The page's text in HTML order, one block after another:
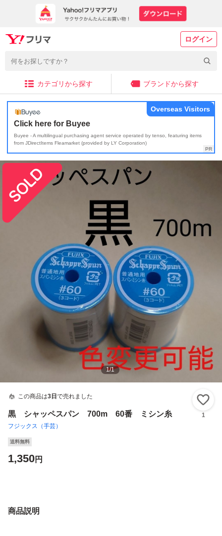
ログイン
カテゴリから探す ブランドから探す
Click here for Buyee
Buyee - A multilingual purchasing agent service operated by tenso, featuring items
from JDirectItems Fleamarket (provided by LY Corporation)
Overseas Visitors
1/1
この商品は3日 で売れました
黒 シャッペスパン 700m 60番 ミシン糸
フジックス（手芸）
1
送料無料
1,350円
商品説明